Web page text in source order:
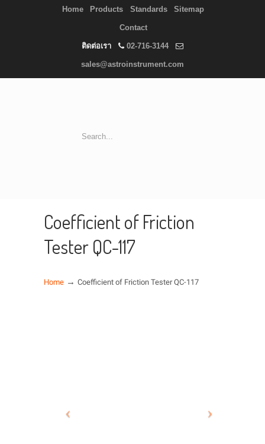
Home Products Standards Sitemap
Contact
ติดต่อเรา 02-716-3144
sales@astroinstrument.com
Coefficient of Friction
Tester QC-117
Home → Coefficient of Friction Tester QC-117